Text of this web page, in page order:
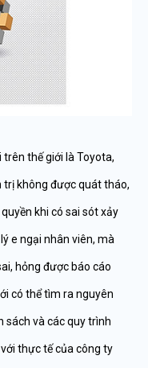
thế giới là Toyota,
trị không được quát tháo,
khi có sai sót xảy
e ngại nhân viên, mà
hỏng được báo cáo
có thể tìm ra nguyên
sách và các quy trình
thực tế của công ty